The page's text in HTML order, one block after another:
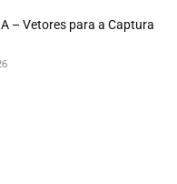
– Vetores para a Captura